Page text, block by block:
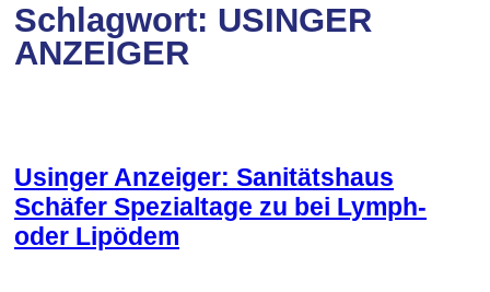
Schlagwort: USINGER
ANZEIGER
Usinger Anzeiger: Sanitätshaus
Schäfer Spezialtage zu bei Lymph-
oder Lipödem